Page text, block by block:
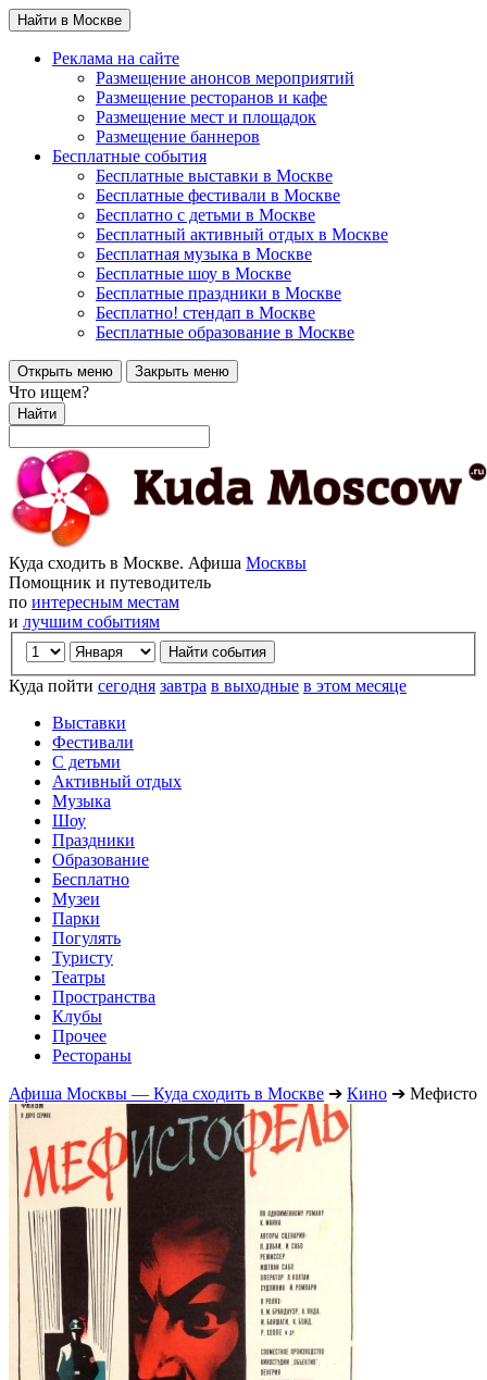
Найти в Москве
Реклама на сайте
Размещение анонсов мероприятий
Размещение ресторанов и кафе
Размещение мест и площадок
Размещение баннеров
Бесплатные события
Бесплатные выставки в Москве
Бесплатные фестивали в Москве
Бесплатно с детьми в Москве
Бесплатный активный отдых в Москве
Бесплатная музыка в Москве
Бесплатные шоу в Москве
Бесплатные праздники в Москве
Бесплатно! стендап в Москве
Бесплатные образование в Москве
Открыть меню Закрыть меню
Что ищем?
Найти
Куда сходить в Москве. Афиша Москвы
Помощник и путеводитель
по интересным местам
и лучшим событиям
Куда пойти сегодня завтра в выходные в этом месяце
Выставки
Фестивали
С детьми
Активный отдых
Музыка
Шоу
Праздники
Образование
Бесплатно
Музеи
Парки
Погулять
Туристу
Театры
Пространства
Клубы
Прочее
Рестораны
Афиша Москвы — Куда сходить в Москве ➔ Кино ➔ Мефисто